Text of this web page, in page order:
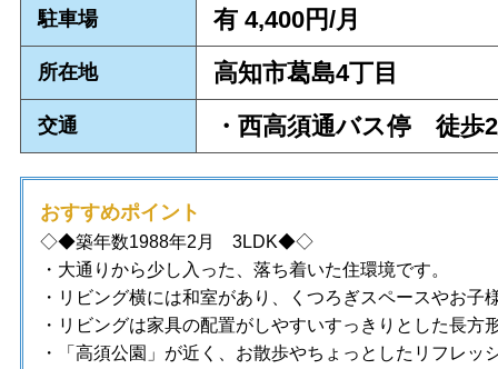
駐車場 有 4,400円/月
所在地 高知市葛島4丁目
交通 ・西高須通バス停 徒歩
おすすめポイント
◇◆築年数1988年2 月 3LDK◆◇
・大通りから少し入った、落ち着いた住環境です。
・リビング横には和室があり、くつろぎスペースやお
・リビングは家具の配置がしやすいすっきりとした長
・「高須公園」が近く、お散歩やちょっとしたリフレッ